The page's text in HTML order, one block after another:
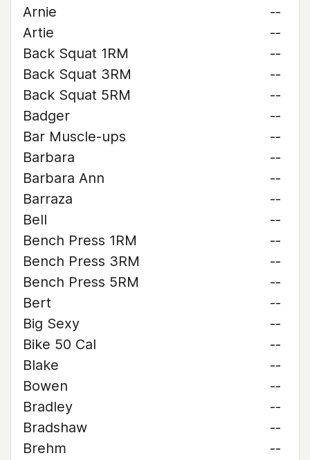
Arnie
--
Artie
--
Back Squat 1RM
--
Back Squat 3RM
--
Back Squat 5RM
--
Badger
--
Bar Muscle-ups
--
Barbara
--
Barbara Ann
--
Barraza
--
Bell
--
Bench Press 1RM
--
Bench Press 3RM
--
Bench Press 5RM
--
Bert
--
Big Sexy
--
Bike 50 Cal
--
Blake
--
Bowen
--
Bradley
--
Bradshaw
--
Brehm
--